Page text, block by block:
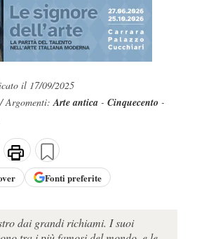
il 17/09/2025
/ Argomenti:Arte antica- Cinquecento -
Fonti preferite
dai grandi richiami. I suoi